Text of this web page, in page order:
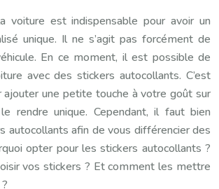
voiture est indispensable pour avoir un
unique. Il ne s’agit pas forcément de
En ce moment, il est possible de
avec des stickers autocollants. C’est
ajouter une petite touche à votre goût sur
rendre unique. Cependant, il faut bien
autocollants afin de vous différencier des
opter pour les stickers autocollants ?
vos stickers ? Et comment les mettre